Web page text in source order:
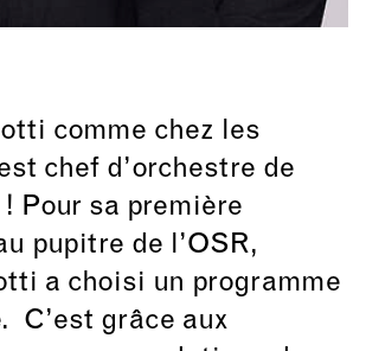
comme chez les
chef d’orchestre de
Pour sa première
pupitre de l’OSR,
a choisi un programme
C’est grâce aux